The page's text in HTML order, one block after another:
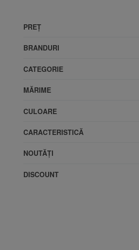
PREŢ
BRANDURI
CATEGORIE
MĂRIME
CULOARE
CARACTERISTICĂ
NOUTĂŢI
DISCOUNT